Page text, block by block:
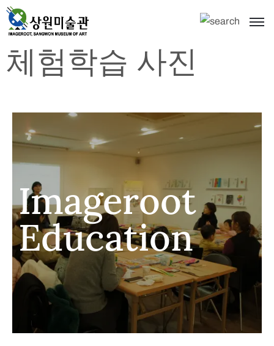
체험학습 사진
Imageroot
Education